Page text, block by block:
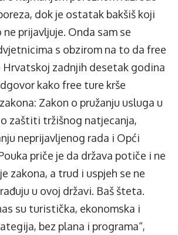
dok je ostatak bakšiš koji
prijavljuje. Onda sam se
s obzirom na to da free
zadnjih desetak godina
kako free ture krše
Zakon o pružanju usluga u
zaštiti tržišnog natjecanja,
neprijavljenog rada i Opći
priče je da država potiče i ne
zakona, a trud i uspjeh se ne
u ovoj državi. Baš šteta.
su turistička, ekonomska i
bez plana i programa“,